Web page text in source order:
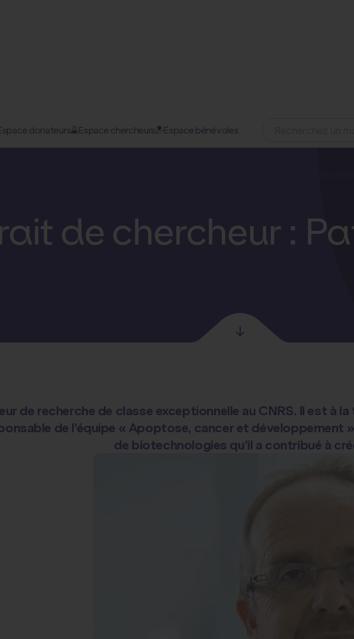
donateurs Espace chercheurs Espace bénévoles
: Patric...
de chercheur :
de recherche de classe exceptionnelle au CNRS. Il est à
de l’équipe « Apoptose, cancer et développement
de biotechnologies qu’il a contribué à